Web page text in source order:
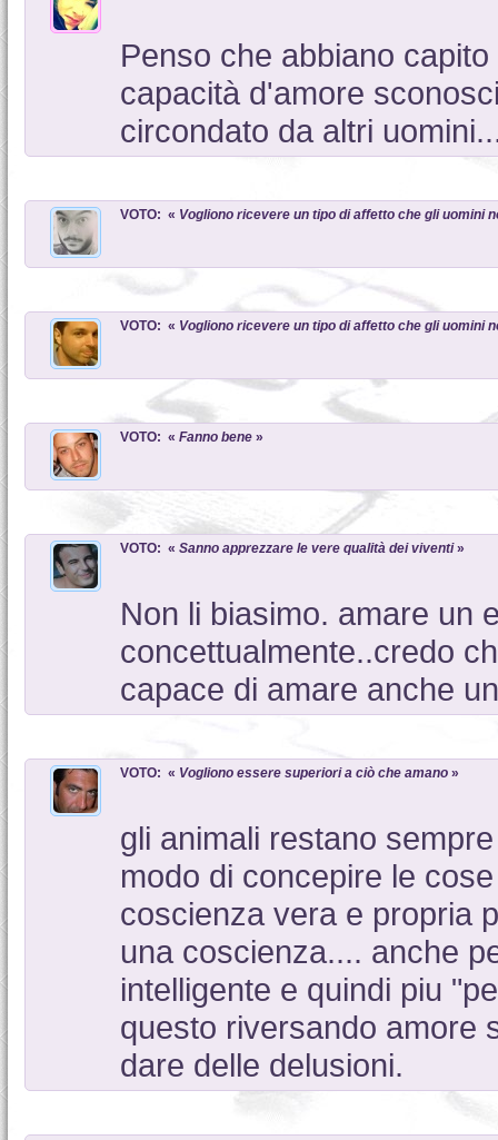
Penso che abbiano
capacità d'amore
circondato da altri
VOTO: « Vogliono ricevere un tipo di affetto che gli uomini
VOTO: « Vogliono ricevere un tipo di affetto che gli uomini
VOTO: « Fanno bene »
VOTO: « Sanno apprezzare le vere qualità dei viventi»
Non li biasimo. amare un
concettualmente..credo
capace di amare anche
VOTO: « Vogliono essere superiori a ciò che amano »
gli animali restano
modo di concepire le
coscienza vera e propria
una coscienza.... anche
intelligente e quindi piu
questo riversando amore
dare delle delusioni.